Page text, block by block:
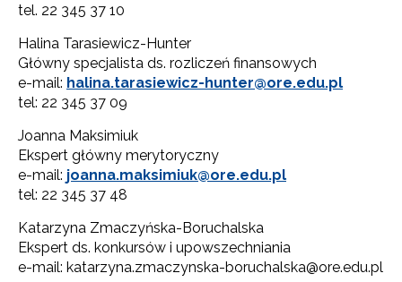
tel. 22 345 37 10
Halina Tarasiewicz-Hunter
Główny specjalista ds. rozliczeń finansowych
e-mail: halina.tarasiewicz-hunter@ore.edu.pl
tel: 22 345 37 09
Joanna Maksimiuk
Ekspert główny merytoryczny
e-mail: joanna.maksimiuk@ore.edu.pl
tel: 22 345 37 48
Katarzyna Zmaczyńska-Boruchalska
Ekspert ds. konkursów i upowszechniania
e-mail: katarzyna.zmaczynska-boruchalska@ore.edu.pl